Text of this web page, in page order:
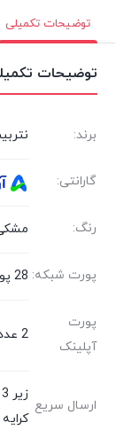
توضیحات تکمیلی
توضیحات
برند:
گارانتی:
رنگ:
پورت شبکه: 28 پورت گیگابیت
پورت
آپلینک
2 عدد گیگابیت
ارسال سریع